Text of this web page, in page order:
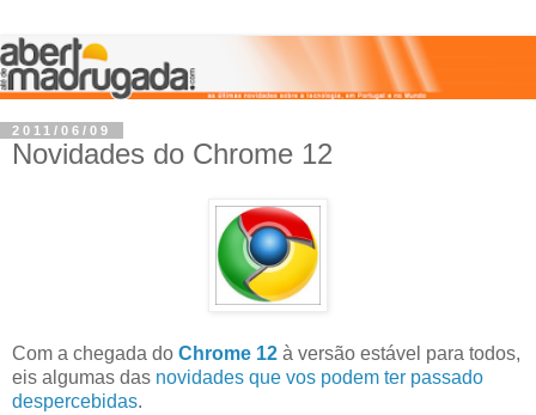
2011/06/09
Novidades do Chrome 12
Com a chegada do Chrome 12 à versão estável para todos,
eis algumas das novidades que vos podem ter passado
despercebidas.